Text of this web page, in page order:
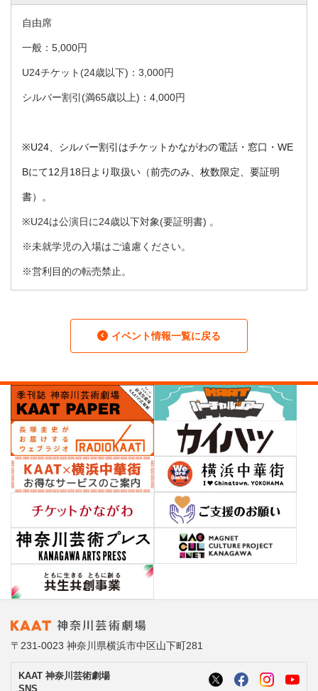
自由席
一般：5,000円
U24チケット(24歳以下)： 3,000円
シルバー割引(満65歳以上)： 4,000円
※U24、シルバー割引はチケットかながわの電話・窓口・WE
Bにて12月18日より取扱い（前売のみ、枚数限定、要証明
書）。
※U24は公演日に24歳以下対象(要証明書) 。
※未就学児の入場はご遠慮ください。
※営利目的の転売禁止。
イベント情報一覧に戻る
〒231-0023 神奈川県横浜市中区山下町281
KAAT 神奈川芸術劇場
SNS